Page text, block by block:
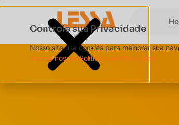
Controle sua Privacidade
Nosso site usa cookies para melhorar sua
Acesse nossas Políticas de Privacidade